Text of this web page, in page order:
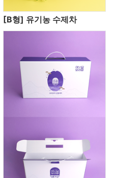
[B형] 유기농 수제차